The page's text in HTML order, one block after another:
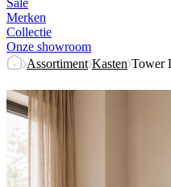
Sale
Merken
Collectie
Onze showroom
Assortiment Kasten Tower